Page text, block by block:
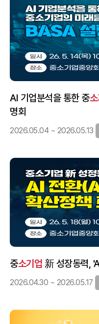
AI 기업분석을 통한 중
명회
2026.05.04 ~ 2026.05.13
중소기업 新 성장동력,
2026.04.30 ~ 2026.05.17